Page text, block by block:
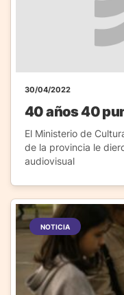
30/04/2022
40 años 40
El Ministerio de
de la provincia le
audiovisual
NOTICIA